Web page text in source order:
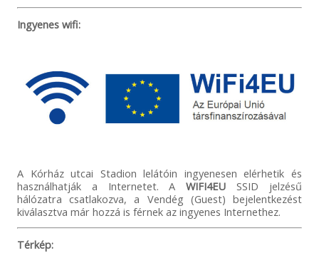
Ingyenes wifi:
A Kórház utcai Stadion lelátóin ingyenesen elérhetik és
használhatják a Internetet. AWIFI4EU SSID jelzésű
hálózatra csatlakozva, a Vendég (Guest) bejelentkezést
kiválasztva már hozzá is férnek az ingyenes Internethez.
Térkép: